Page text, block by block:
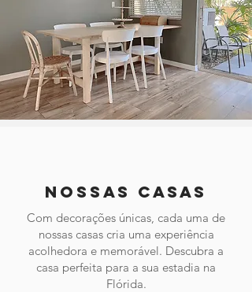
Nossas casas
Com decorações únicas, cada uma de
nossas casas cria uma experiência
acolhedora e memorável. Descubra a
casa perfeita para a sua estadia na
Flórida.